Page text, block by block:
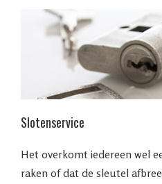
Slotenservice
Het overkomt iedereen wel
raken of dat de sleutel